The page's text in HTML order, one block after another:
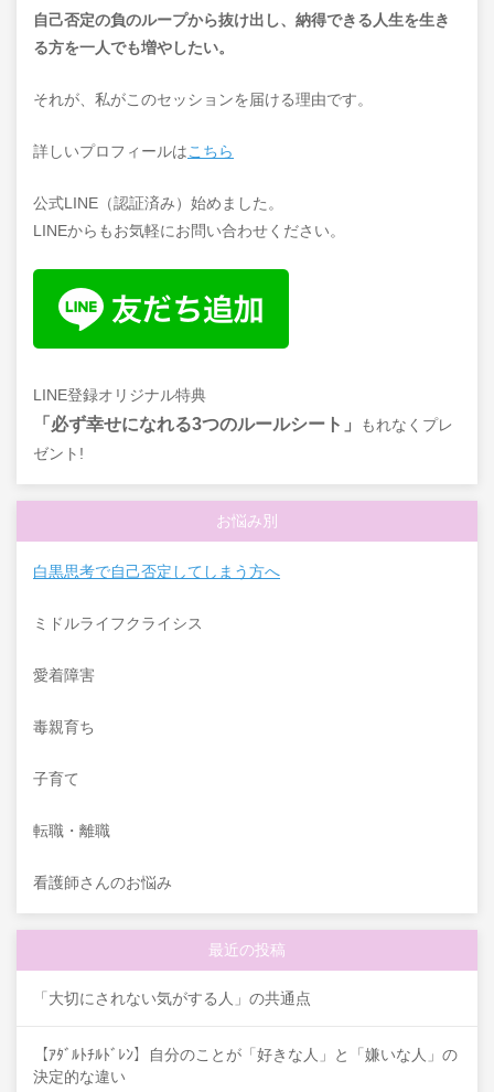
自己否定の負のループから抜け出し、納得できる人生を生き
る方を一人でも増やしたい。
それが、私がこのセッションを届ける理由です。
詳しいプロフィールはこちら
公式LINE（認証済み）始めました。
LINEからもお気軽にお問い合わせください。
LINE登録オリジナル特典
「必ず幸せになれる3つのルールシート」
もれなくプレ
ゼント!
お悩み別
白黒思考で自己否定してしまう方へ
ミドルライフクライシス
愛着障害
毒親育ち
子育て
転職・離職
看護師さんのお悩み
最近の投稿
「大切にされない気がする人」の共通点
【ｱﾀﾞﾙﾄﾁﾙﾄﾞﾚﾝ】自分のことが「好きな人」と「嫌いな人」の
決定的な違い